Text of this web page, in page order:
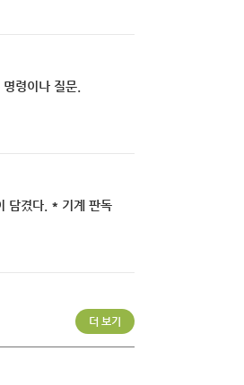
령이나 질문.
담겼다. * 기계 판독
더 보기